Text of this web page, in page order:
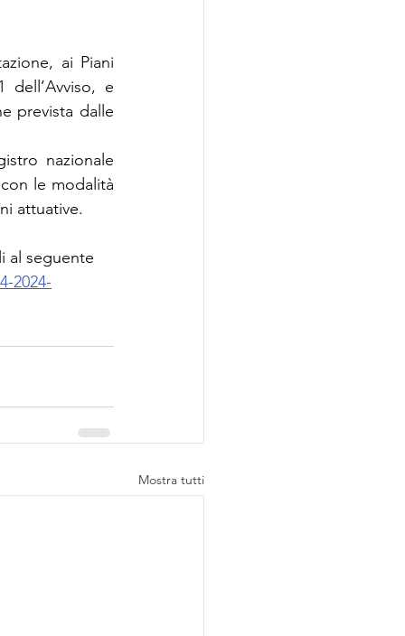
ai Piani
dell’Avviso, e
prevista dalle
nazionale
le modalità
attuative.
al seguente
2024-
Mostra tutti